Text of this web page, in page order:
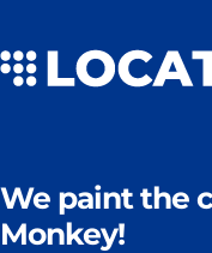
springen
We paint the
Monkey!